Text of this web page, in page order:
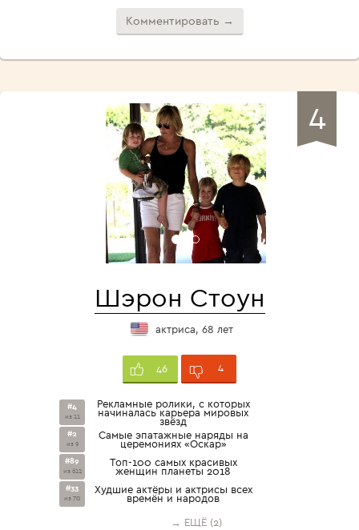
Комментировать →
4
Шэрон Стоун
актриса, 68 лет
46 4
#4
из 11
Рекламные ролики, с которых
начиналась карьера мировых
звёзд
#2
из 9
Самые эпатажные наряды на
церемониях «Оскар»
#89
из 612
Топ-100 самых красивых
женщин планеты 2018
#33
из 70
Худшие актёры и актрисы всех
времён и народов
→ ЕЩЁ (2)